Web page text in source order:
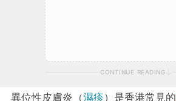
CONTINUE READING
異位性皮膚炎（濕疹）是香港常見的